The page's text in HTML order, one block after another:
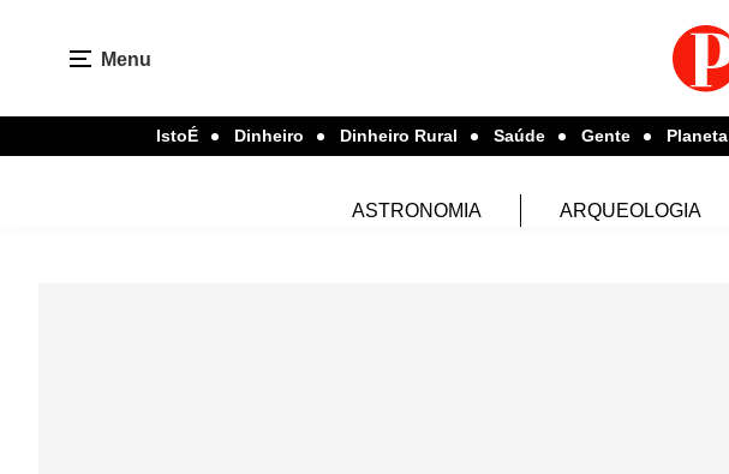
Menu
IstoÉ Dinheiro Dinheiro Rural Saúde Gente Planeta
ASTRONOMIA ARQUEOLOGIA